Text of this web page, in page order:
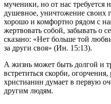
мученики, но от нас требуется
душевное, уничтожение своих
хорошо и комфортно рядом с
жертвовать собой, забывать о
сказано: «Нет больше той
за други своя» (Ин. 15:13).
А жизнь может быть долгой и
встретиться скорби,
христианин думает в первую
другим людям.